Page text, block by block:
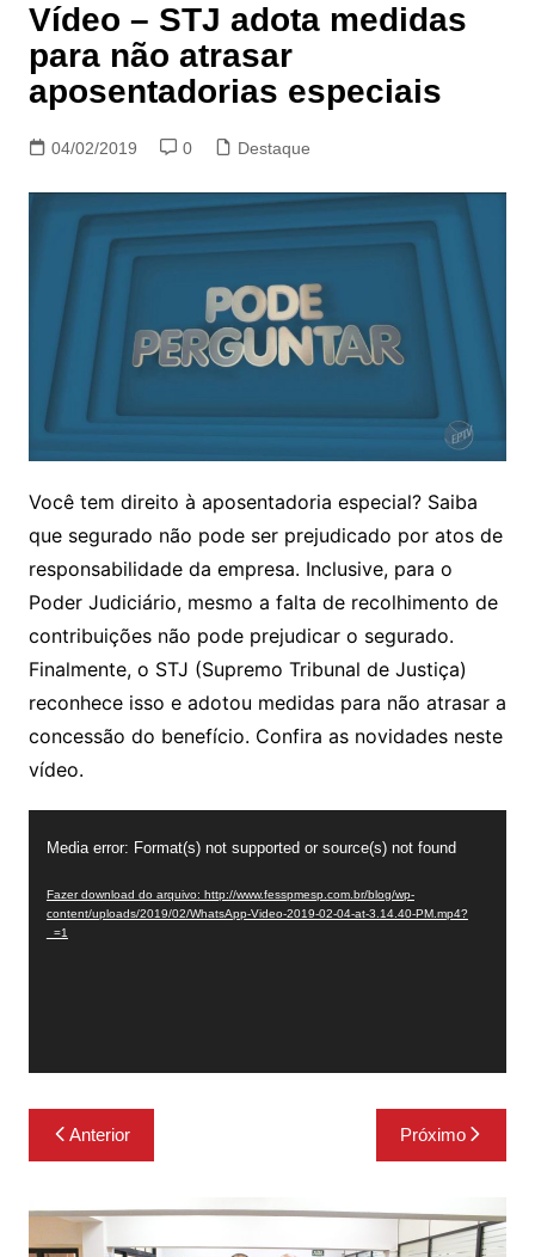
Vídeo – STJ adota medidas
para não atrasar
aposentadorias especiais
04/02/2019 0 Destaque
Você tem direito à aposentadoria especial? Saiba
que segurado não pode ser prejudicado por atos de
responsabilidade da empresa. Inclusive, para o
Poder Judiciário, mesmo a falta de recolhimento de
contribuições não pode prejudicar o segurado.
Finalmente, o STJ (Supremo Tribunal de Justiça)
reconhece isso e adotou medidas para não atrasar a
concessão do benefício. Confira as novidades neste
vídeo.
deMedia error: Format(s) not supported or source(s) not found
Fazer download do arquivo: http://www.fesspmesp.com.br/blog/wp-
content/uploads/2019/02/WhatsApp-Video-2019-02-04-at-3.14.40-PM.mp4?
_=1
Navegação
de
Anterior Próximo